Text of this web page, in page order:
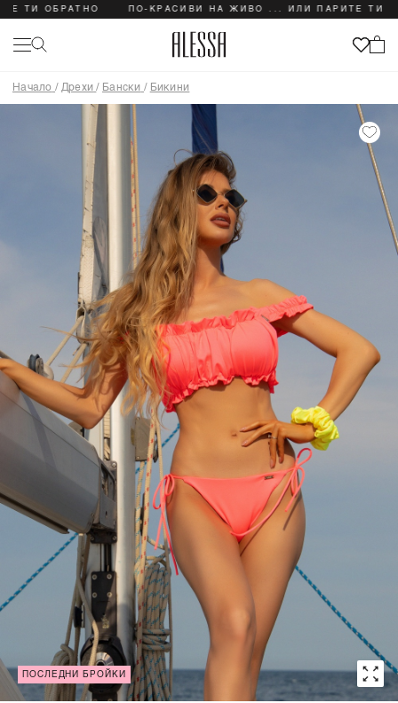
ПО-КРАСИВИ НА ЖИВО ... ИЛИ ПАРИТЕ ТИ
Начало / Дрехи / Бански / Бикини
ПОСЛЕДНИ БРОЙКИ